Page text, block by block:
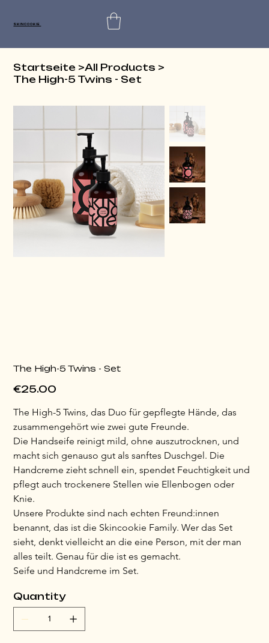
SKINCOOKIE
Startseite >All Products >
The High-5 Twins - Set
The High-5 Twins - Set
€25.00
The High-5 Twins, das Duo für gepflegte Hände, das
zusammengehört wie zwei gute Freunde.
Die Handseife reinigt mild, ohne auszutrocknen, und
macht sich genauso gut als sanftes Duschgel. Die
Handcreme zieht schnell ein, spendet Feuchtigkeit und
pflegt auch trockenere Stellen wie Ellenbogen oder
Knie.
Unsere Produkte sind nach echten Freund:innen
benannt, das ist die Skincookie Family. Wer das Set
sieht, denkt vielleicht an die eine Person, mit der man
alles teilt. Genau für die ist es gemacht.
Seife und Handcreme im Set.
Quantity